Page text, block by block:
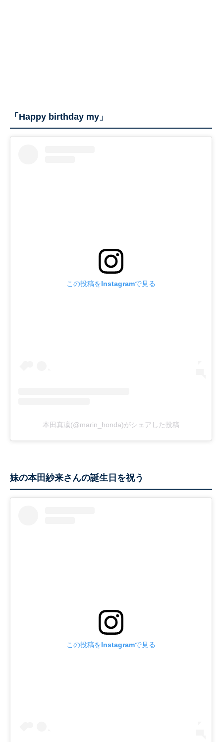
「Happy birthday my」
この投稿をInstagramで見る
本田真凜(@marin_honda)がシェアした投稿
妹の本田紗来さんの誕生日を祝う
この投稿をInstagramで見る